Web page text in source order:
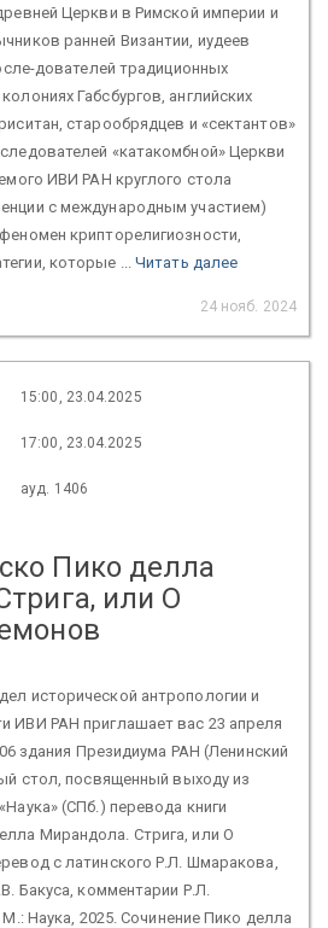
Церкви в Римской империи и
ранней Византии, иудеев
дователей традиционных
Габсбургов, английских
старообрядцев и «сектантов»
«катакомбной» Церкви
ИВИ РАН круглого стола
с международным участием)
крипторелигиозности,
которые ... Читать далее
24 нояб. 2024
15:00, 23.04.2025
17:00, 23.04.2025
ауд. 1406
Пико делла
или О
исторической антропологии и
ИВИ РАН приглашает вас 23 апреля
здания Президиума РАН (Ленинский
стол, посвященный выходу из
(СПб.) перевода книги
Мирандола. Стрига, или О
с латинского Р.Л. Шмаракова,
Бакуса, комментарии Р.Л.
Наука, 2025. Сочинение Пико делла